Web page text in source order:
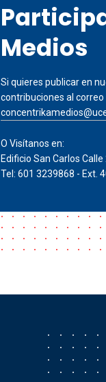
Medios
Si quieres publicar en
contribuciones al correo
O Visítanos en:
Edificio San Carlos
Tel: 601 3239868 - Ext.